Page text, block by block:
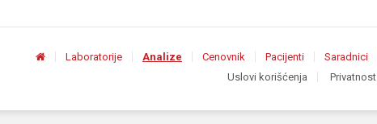
Laboratorije Analize Cenovnik Pacijenti Saradnici
Uslovi korišćenja
Privatnost